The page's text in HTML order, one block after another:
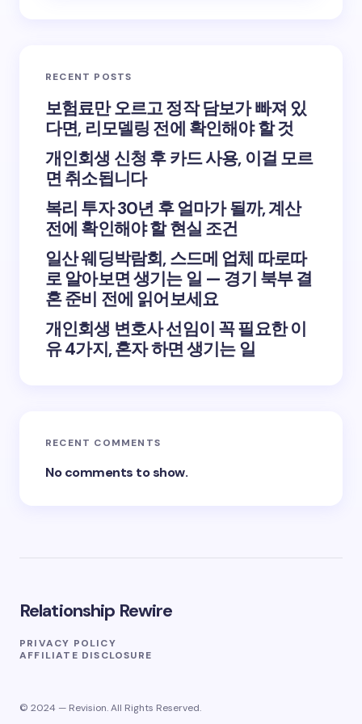
RECENT POSTS
보험료만 오르고 정작 담보가 빠져 있
다면, 리모델링 전에 확인해야 할 것
개인회생 신청 후 카드 사용, 이걸 모르
면 취소됩니다
복리 투자 30년 후 얼마가 될까, 계산
전에 확인해야 할 현실 조건
일산 웨딩박람회, 스드메 업체 따로따
로 알아보면 생기는 일 — 경기 북부 결
혼 준비 전에 읽어보세요
개인회생 변호사 선임이 꼭 필요한 이
유 4가지, 혼자 하면 생기는 일
RECENT COMMENTS
No comments to show.
Relationship Rewire
PRIVACY POLICY
AFFILIATE DISCLOSURE
© 2024 — Revision. All Rights Reserved.